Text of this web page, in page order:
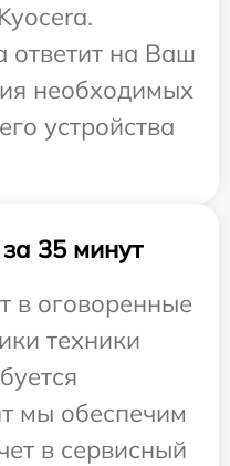
ответит на Ваш
необходимых
устройства
35 минут
в оговоренные
техники
мы обеспечим
в сервисный